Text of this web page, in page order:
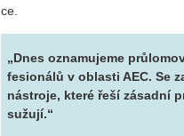
ce.
„Dnes ozna­mu­je­me
fe­si­o­ná­lů v ob­las­ti AEC. Se
ná­stro­je, které řeší zá­sad­ní
su­žu­jí.“